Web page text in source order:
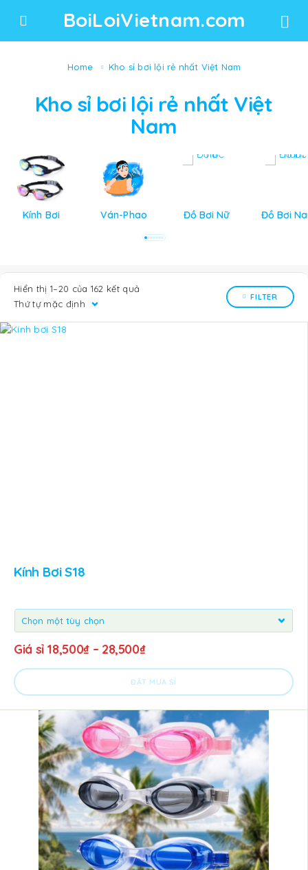
BoiLoiVietnam.com
Home Kho sỉ bơi lội rẻ nhất Việt Nam
Kho sỉ bơi lội rẻ nhất Việt
Nam
Kính Bơi Ván-Phao Đồ Bơi Nữ Đồ Bơi
Hiển thị 1–20 của 162 kết quả
Thứ tự mặc định
FILTER
Kính Bơi S18
Giá sỉ 18,500₫– 28,500₫
ĐẶT MUA SỈ